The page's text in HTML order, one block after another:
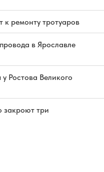
к ремонту тротуаров
в Ярославле
Ростова Великого
закроют три